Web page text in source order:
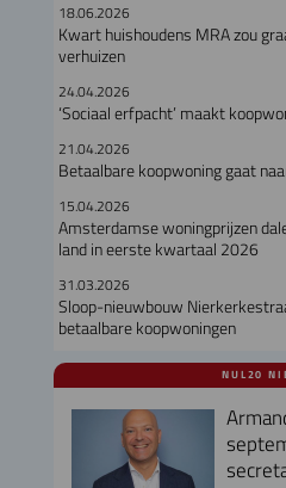
18.06.2026
Kwart huishoudens MRA zou
verhuizen
24.04.2026
‘Sociaal erfpacht’ maakt
21.04.2026
Betaalbare koopwoning gaat
15.04.2026
Amsterdamse woningprijzen
land in eerste kwartaal 2026
31.03.2026
Sloop-nieuwbouw
betaalbare koopwoningen
NUL20